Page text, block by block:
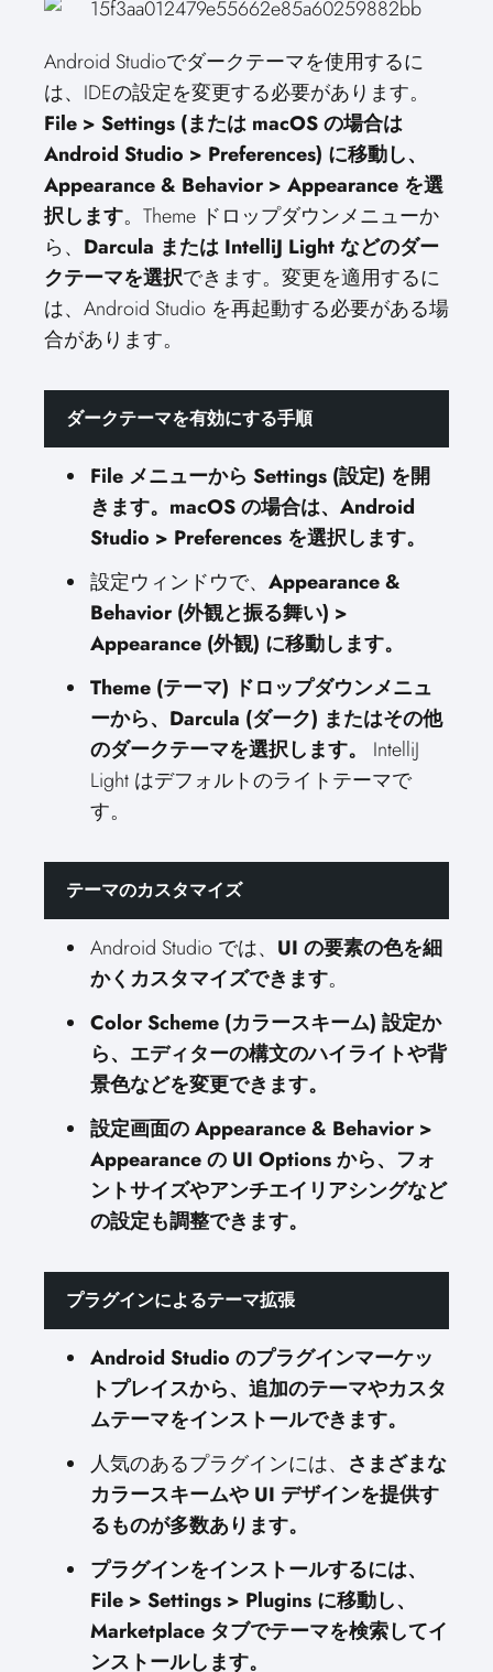
Android Studioでダークテーマを使用するに
は、IDEの設定を変更する必要があります。
File > Settings (または macOS の場合は
Android Studio > Preferences) に移動し、
Appearance & Behavior > Appearance を選
択します。Theme ドロップダウンメニューか
ら、 Darcula または IntelliJ Light などのダー
クテーマを選択できます。変更を適用するに
は、Android Studio を再起動する必要がある場
合があります。
ダークテーマを有効にする手順
File メニューから Settings (設定) を開
きます。macOS の場合は、Android
Studio > Preferences を選択します。
設定ウィンドウで、 Appearance &
Behavior (外観と振る舞い) >
Appearance (外観) に移動します。
Theme (テーマ) ドロップダウンメニュ
ーから、Darcula (ダーク) またはその他
のダークテーマを選択します。
IntelliJ
Light はデフォルトのライトテーマで
す。
テーマのカスタマイズ
Android Studio では、 UI の要素の色を細
かくカスタマイズできます。
Color Scheme (カラースキーム) 設定か
ら、エディターの構文のハイライトや背
景色などを変更できます。
設定画面の Appearance & Behavior >
Appearance の UI Options から、フォ
ントサイズやアンチエイリアシングなど
の設定も調整できます。
プラグインによるテーマ拡張
Android Studio のプラグインマーケッ
トプレイスから、追加のテーマやカスタ
ムテーマをインストールできます。
人気のあるプラグインには、 さまざまな
カラースキームや UI デザインを提供す
るものが多数あります。
プラグインをインストールするには、
File > Settings > Plugins に移動し、
Marketplace タブでテーマを検索してイ
ンストールします。